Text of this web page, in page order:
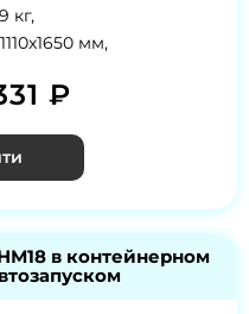
кг,
мм,
₽
в контейнерном